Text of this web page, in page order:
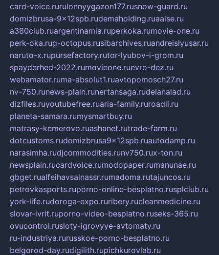
card-voice.rurulonnyygazon177.rusnow-guard.ru
domizbrusa-9x12spb.rudemaholding.ruaalse.ru
a380club.ruargentinamia.ruperkoka.rumovie-one.ru
perk-oka.rug-octopus.rusibarchives.ruandreislyusar.ru
naruto-x.rupursefactory.rutor-lyubov-i-grom.ru
spayderhed-2022.rumovieone.ruevro-dez.ru
webamator.ruma-absolut1.ruavtopomosch27.ru
nv-750.runews-plain.runertansaga.rudelanalad.ru
dizfiles.ruyoutubefree.ruaria-family.ruroadli.ru
planeta-samara.rumysmartbuy.ru
matrasy-kemerovo.ruashanet.rutrade-farm.ru
dotcustoms.rudomizbrusa9x12spb.ruautodamp.ru
narasimha.rudjcommodities.runv750.rux-ton.ru
newsplain.rucardvoice.rumodopaper.rumanunae.ru
gbget.rualfeihavsalnassr.rumadoma.rutajuncos.ru
petrovkasports.ruporno-online-besplatno.rusplclub.ru
york-life.rudoroga-expo.ruribery.rucleanmedicine.ru
slovar-ivrit.ruporno-video-besplatno.ruseks-365.ru
ovucontrol.rusloty-igrovyye-avtomaty.ru
ru-industriya.rurusskoe-porno-besplatno.ru
belgorod-day.rudigilith.rupichkurovlab.ru